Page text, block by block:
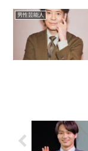
男性芸能人